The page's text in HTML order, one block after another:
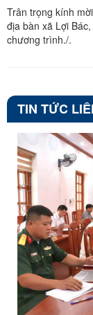
Trân trọng kính
địa bàn xã Lợi
chương trình./.
TIN TỨC